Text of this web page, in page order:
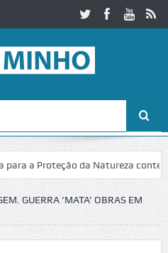
da Natureza contesta
GUERRA ‘MATA’ OBRAS EM